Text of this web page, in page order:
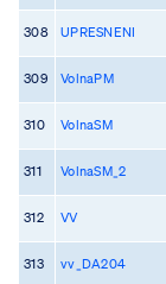
308 UPRESNENI
309 VolnaPM
310 VolnaSM
311 VolnaSM_2
312 VV
313 vv_DA204